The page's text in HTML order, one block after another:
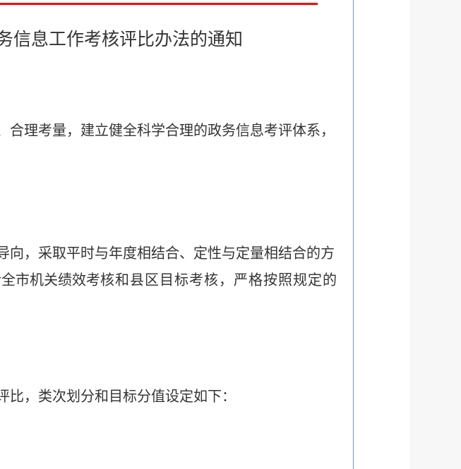
信息工作考核评比办法的通知
理考量，建立健全科学合理的政务信息考评体系，
，采取平时与年度相结合、定性与定量相结合的方
市机关绩效考核和县区目标考核，严格按照规定的
，类次划分和目标分值设定如下：